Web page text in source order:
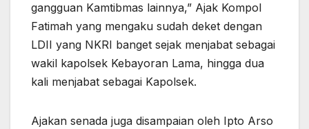
gangguan Kamtibmas lainnya,” Ajak Kompol
Fatimah yang mengaku sudah deket dengan
LDII yang NKRI banget sejak menjabat sebagai
wakil kapolsek Kebayoran Lama, hingga dua
kali menjabat sebagai Kapolsek.
Ajakan senada juga disampaian oleh Ipto Arso